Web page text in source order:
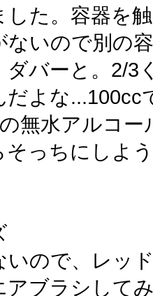
した。容器を
ないので別の
ダバーと。2/3
だよな...100cc
無水アルコ
そっちにしよ
いので、レッ
アブラシして